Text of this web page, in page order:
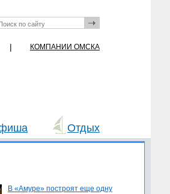
| КОМПАНИИ ОМСКА
Отдых
В «Амуре» построят еще одну